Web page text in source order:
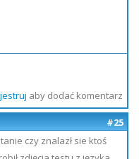
aby dodać komentarz
#25
czy znalazł sie ktoś